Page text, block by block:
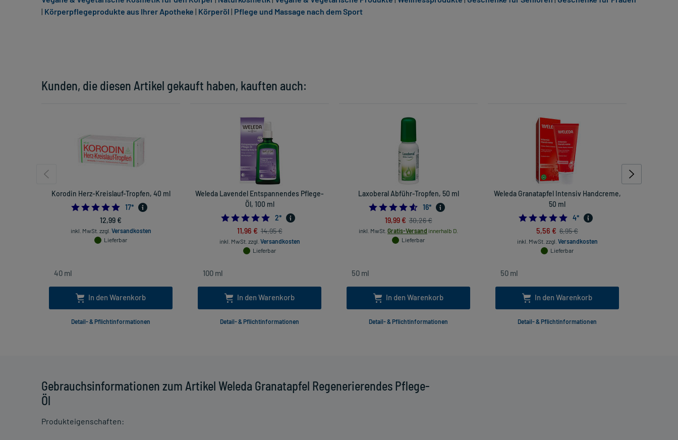
Gebrauchsinformationen zum Artikel Weleda Granatapfel Regenerierendes Pflege-
Öl
Produkteigenschaften:
Kunden, die diesen Artikel gekauft haben, kauften auch:
Korodin Herz-Kreislauf-Tropfen, 40 ml
5.0
17*
12,99 €
inkl. MwSt. zzgl. Versandkosten
Lieferbar
In den Warenkorb
Detail- & Pflichtinformationen
Weleda Lavendel Entspannendes Pflege-
Öl, 100 ml
5.0
2*
11,96 € 14,95 €
inkl. MwSt. zzgl. Versandkosten
Lieferbar
In den Warenkorb
Detail- & Pflichtinformationen
Laxoberal Abführ-Tropfen, 50 ml
4.5625
16*
19,99 € 30,26 €
inkl. MwSt. Gratis-Versand innerhalb D.
Lieferbar
In den Warenkorb
Detail- & Pflichtinformationen
Weleda Granatapfel Intensiv Handcreme,
50 ml
5.0
4*
5,56 € 6,95 €
inkl. MwSt. zzgl. Versandkosten
Lieferbar
In den Warenkorb
Detail- & Pflichtinformationen
| Körperpflegeprodukte aus Ihrer Apotheke | Körperöl | Pflege und Massage nach dem Sport